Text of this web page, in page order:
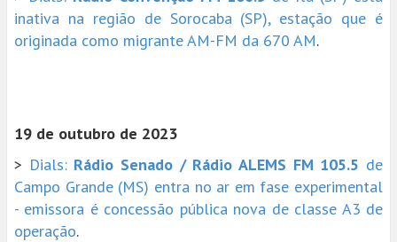
inativa na região de Sorocaba (SP), estação que é
originada como migrante AM-FM da 670 AM.
19 de outubro de 2023
> Dials: Rádio Senado / Rádio ALEMS FM 105.5 de
Campo Grande (MS) entra no ar em fase experimental
- emissora é concessão pública nova de classe A3 de
operação.